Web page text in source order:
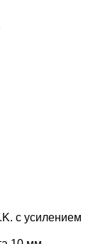
с усилением